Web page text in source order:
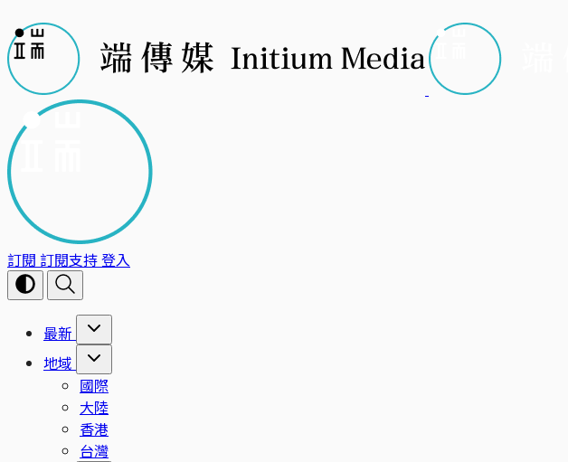
訂閱 訂閱支持登入
最新
地域
國際
大陸
香港
台灣